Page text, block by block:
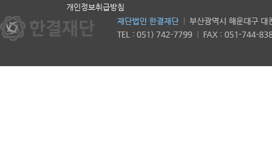
개인정보취급방침